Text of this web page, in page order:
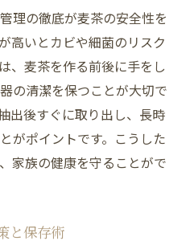
理の徹底が麦茶の安全性を
高いとカビや細菌のリスク
、麦茶を作る前後に手をし
の清潔を保つことが大切で
出後すぐに取り出し、長時
がポイントです。こうした
家族の健康を守ることがで
と保存術